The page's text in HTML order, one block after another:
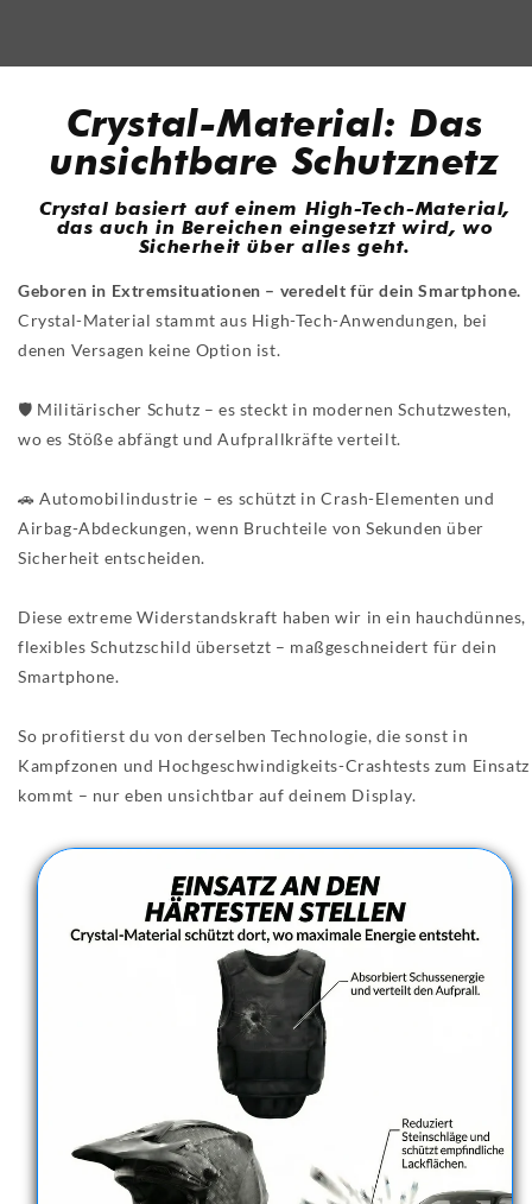
Crystal-Material: Das
unsichtbare Schutznetz
Crystal basiert auf einem High-Tech-Material,
das auch in Bereichen eingesetzt wird, wo
Sicherheit über alles geht.
Geboren in Extremsituationen – veredelt für dein Smartphone.
Crystal-Material stammt aus High-Tech-Anwendungen, bei
denen Versagen keine Option ist.
🛡️ Militärischer Schutz – es steckt in modernen Schutzwesten,
wo es Stöße abfängt und Aufprallkräfte verteilt.
🚗 Automobilindustrie – es schützt in Crash-Elementen und
Airbag-Abdeckungen, wenn Bruchteile von Sekunden über
Sicherheit entscheiden.
Diese extreme Widerstandskraft haben wir in ein hauchdünnes,
flexibles Schutzschild übersetzt – maßgeschneidert für dein
Smartphone.
So profitierst du von derselben Technologie, die sonst in
Kampfzonen und Hochgeschwindigkeits-Crashtests zum Einsatz
kommt – nur eben unsichtbar auf deinem Display.